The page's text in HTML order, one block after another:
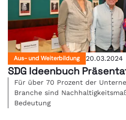
Aus- und Weiterbildung 20.03.2024
SDG Ideenbuch
Für über 70 Prozent der
Branche sind
Bedeutung